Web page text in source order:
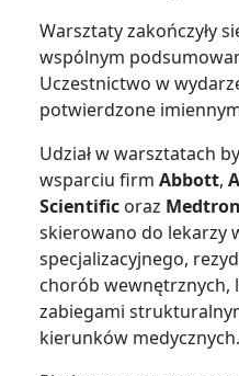
Warsztaty zakończyły
wspólnym
Uczestnictwo w
potwierdzone
Udział w warsztatach
wsparciu firm Abbott,
Scientific oraz
skierowano do lekarzy
specjalizacyjnego,
chorób wewnętrznych,
zabiegami
kierunków medycznych.